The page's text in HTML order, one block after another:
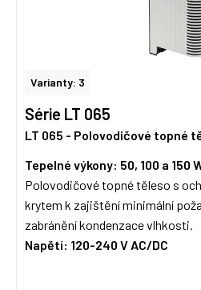
Varianty: 3
Série LT 065
LT 065 - Polovodičové topné
Tepelné výkony: 50, 100 a 150
Polovodičové topné těleso s
krytem k zajištění minimální
zabránění kondenzace vlhkosti.
Napětí: 120-240 V AC/DC